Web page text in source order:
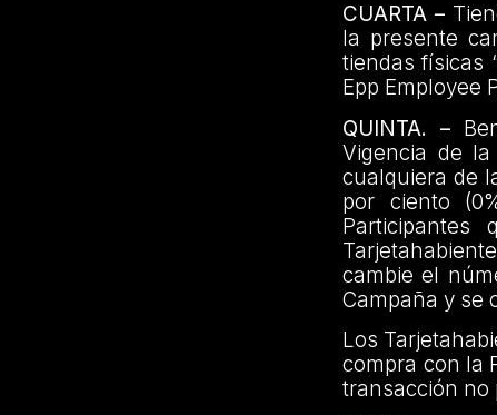
CUARTA –
la presente
tiendas físicas
Epp Employee
QUINTA. –
Vigencia de
cualquiera de
por ciento
cambie el
Campaña y se
Los
compra con la
transacción no